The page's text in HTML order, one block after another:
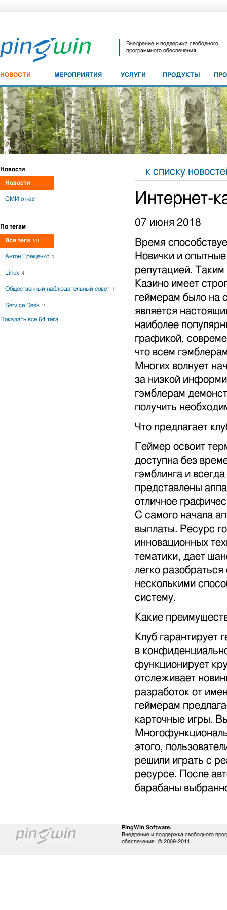
Внедрение и поддержка свободного
программного обеспечения
НОВОСТИ МЕРОПРИЯТИЯ УСЛУГИ ПРОДУКТЫ
к списку
Интернет-
07 июня 2018
Время
Новички и
репутацией.
Казино имеет
геймерам было на
является
наиболее
графикой,
что всем
Многих волнует
за низкой
гэмблерам
получить
Что предлагает
Геймер освоит
доступна без
гэмблинга и
представлены
отличное
С самого начала
выплаты. Ресурс
инновационных
тематики, дает
легко
несколькими
систему.
Какие
Клуб гарантирует
в
функционирует
отслеживает
разработок от
геймерам
карточные игры.
этого,
решили играть с
ресурсе. После
барабаны
Новости
Новости
СМИ о нас
По тегам
Все теги 50
Антон Ерещенко 1
Linux 4
Общественный наблюдательный совет 1
Service Desk 2
Показать все 64 тега
PingWin Software.
Внедрение и поддержка свободного
обеспечения. © 2009-2011